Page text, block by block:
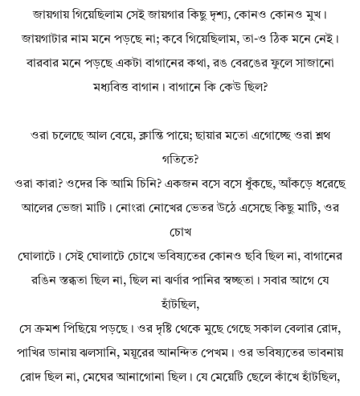
জায়গায় গিয়েছিলাম সেই জায়গার কিছু দৃশ্য, কোনও কোনও মুখ।
জায়গাটার নাম মনে পড়ছে না; কবে গিয়েছিলাম, তা-ও ঠিক মনে নেই।
বারবার মনে পড়ছে একটা বাগানের কথা, রঙ বেরঙের ফুলে সাজানো
মধ্যবিত্ত বাগান। বাগানে কি কেউ ছিল?
ওরা চলেছে আল বেয়ে, ক্লান্তি পায়ে; ছায়ার মতো এগোচ্ছে ওরা শ্লথ
গতিতে?
ওরা কারা? ওদের কি আমি চিনি? একজন বসে বসে ধুঁকছে, আঁকড়ে ধরেছে
আলের ভেজা মাটি। নোংরা নোখের ভেতর উঠে এসেছে কিছু মাটি, ওর
চোখ
ঘোলাটে। সেই ঘোলাটে চোখে ভবিষ্যতের কোনও ছবি ছিল না, বাগানের
রঙিন স্তব্ধতা ছিল না, ছিল না ঝর্ণার পানির স্বচ্ছতা। সবার আগে যে
হাঁটছিল,
সে ক্রমশ পিছিয়ে পড়ছে। ওর দৃষ্টি থেকে মুছে গেছে সকাল বেলার রোদ,
পাখির ডানায় ঝলসানি, ময়ূরের আনন্দিত পেখম। ওর ভবিষ্যতের ভাবনায়
রোদ ছিল না, মেঘের আনাগোনা ছিল। যে মেয়েটি ছেলে কাঁখে হাঁটছিল,